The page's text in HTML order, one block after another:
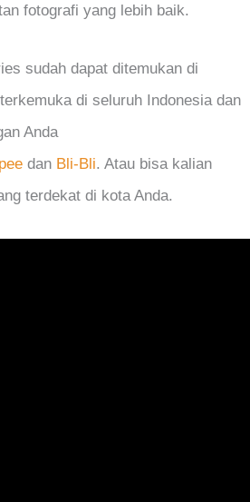
fotografi yang lebih baik.
sudah dapat ditemukan di
di seluruh Indonesia dan
Anda
dan Bli-Bli. Atau bisa kalian
terdekat di kota Anda.